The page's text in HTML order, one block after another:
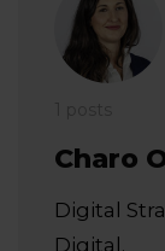
Charo
Digital
Digital.